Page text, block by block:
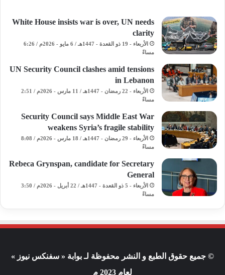
White House insists war is over, UN needs
clarity
الأربعاء - 19 ذو القعدة - 1447هـ / 6 مايو - 2026م / 6:26
مساءً
UN Security Council clashes amid tensions
in Lebanon
الأربعاء - 22 رمضان - 1447هـ / 11 مارس - 2026م / 2:51
مساءً
Security Council says Middle East War
weakens Syria’s fragile stability
الأربعاء - 29 رمضان - 1447هـ / 18 مارس - 2026م / 8:08
مساءً
Rebeca Grynspan, candidate for Secretary
General
الأربعاء - 5 ذو القعدة - 1447هـ / 22 أبريل - 2026م / 3:50
مساءً
© جميع حقوق الطبع و النشر محفوظة لـ بوابة « سفنكس نيوز »
لعام 2023 م